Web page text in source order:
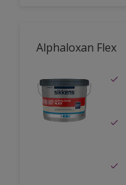
Alphaloxan Flex